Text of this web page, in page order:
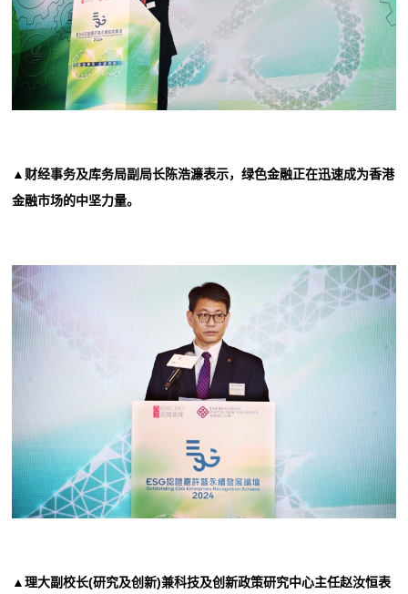
▲财经事务及库务局副局长陈浩濂表示，绿色金融正在迅速成为香港
金融市场的中坚力量。
▲理大副校长(研究及创新)兼科技及创新政策研究中心主任赵汝恒表